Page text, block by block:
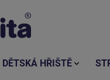
DĚTSKÁ HŘIŠTĚ